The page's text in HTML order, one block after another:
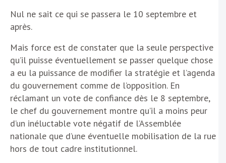
Nul ne sait ce qui se passera le 10 septembre et
après.
Mais force est de constater que la seule perspective
qu’il puisse éventuellement se passer quelque chose
a eu la puissance de modifier la stratégie et l’agenda
du gouvernement comme de l’opposition. En
réclamant un vote de confiance dès le 8 septembre,
le chef du gouvernement montre qu’il a moins peur
d’un inéluctable vote négatif de l’Assemblée
nationale que d’une éventuelle mobilisation de la rue
hors de tout cadre institutionnel.